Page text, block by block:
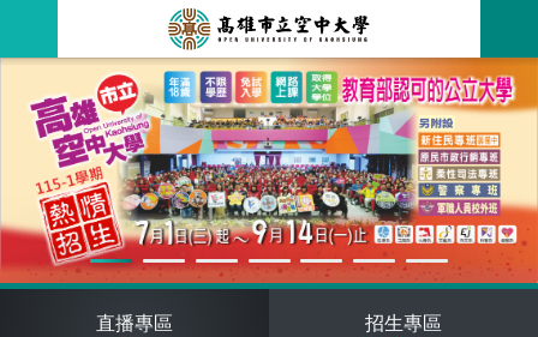
最新消息
全部公告
教務公告
學系公告
關於本校
空大簡介
立案證明
本校位置
行政單位
行政單位簡介
學術單位
直播專區 招生專區